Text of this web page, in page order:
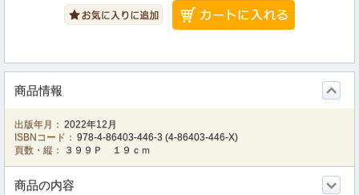
商品情報
出版年月： 2022年12月
ISBNコード： 978-4-86403-446-3 (4-86403-446-X)
頁数・縦：
３９９Ｐ １９ｃｍ
商品の内容